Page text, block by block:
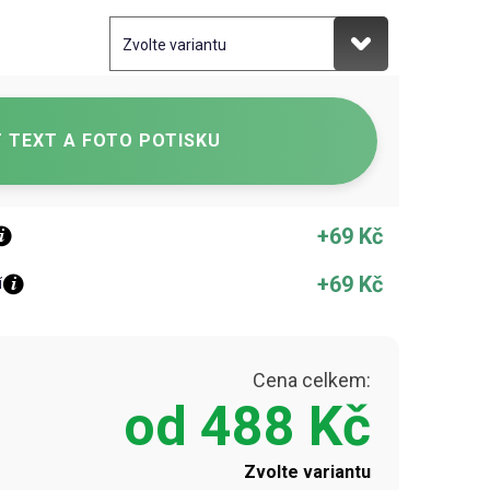
TEXT A FOTO POTISKU
+69 Kč
+69 Kč
Cena celkem:
od 488 Kč
Zvolte variantu